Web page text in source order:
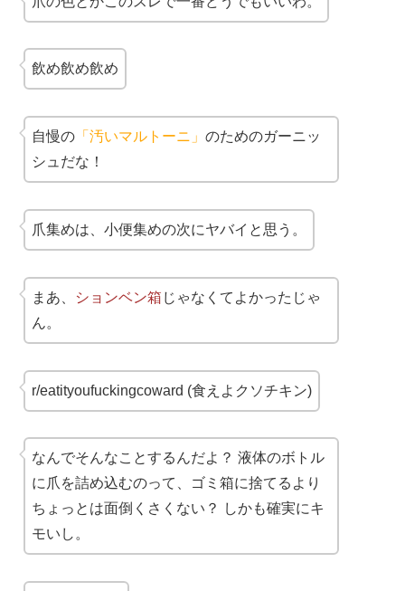
飲め飲め飲め
自慢の 「汚いマルトーニ」 のためのガーニッ
シュだな！
爪集めは、小便集めの次にヤバイと思う。
まあ、 ションベン箱 じゃなくてよかったじゃ
ん。
r/eatityoufuckingcoward (食えよクソチキン)
なんでそんなことするんだよ？ 液体のボトル
に爪を詰め込むのって、ゴミ箱に捨てるより
ちょっとは面倒くさくない？ しかも確実にキ
モいし。